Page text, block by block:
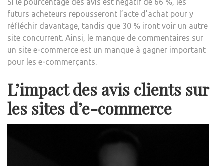
futurs acheteurs repousseront l’acte d’achat pour y
réfléchir davantage, tandis que 30 % iront voir un autre
site concurrent. Ainsi, le manque de commentaires sur
un site e-commerce est un manque à gagner important
pour les e-commerçants.
L’impact des avis clients sur
les sites d’e-commerce